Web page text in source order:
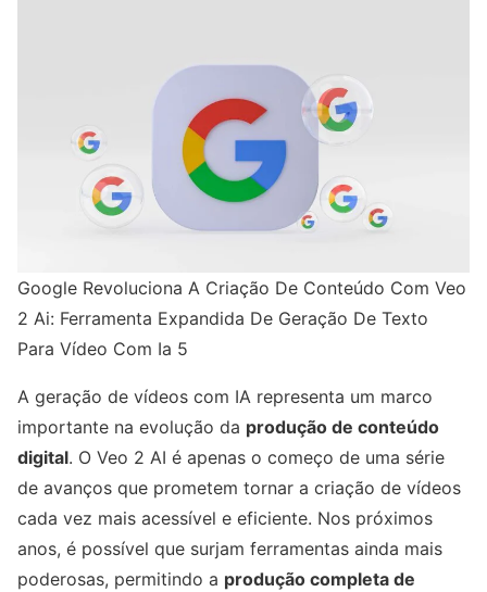
Google Revoluciona A Criação De Conteúdo Com Veo
2 Ai: Ferramenta Expandida De Geração De Texto
Para Vídeo Com Ia 5
A geração de vídeos com IA representa um marco
importante na evolução da produção de conteúdo
digital. O Veo 2 AI é apenas o começo de uma série
de avanços que prometem tornar a criação de vídeos
cada vez mais acessível e eficiente. Nos próximos
anos, é possível que surjam ferramentas ainda mais
poderosas, permitindo a produção completa de